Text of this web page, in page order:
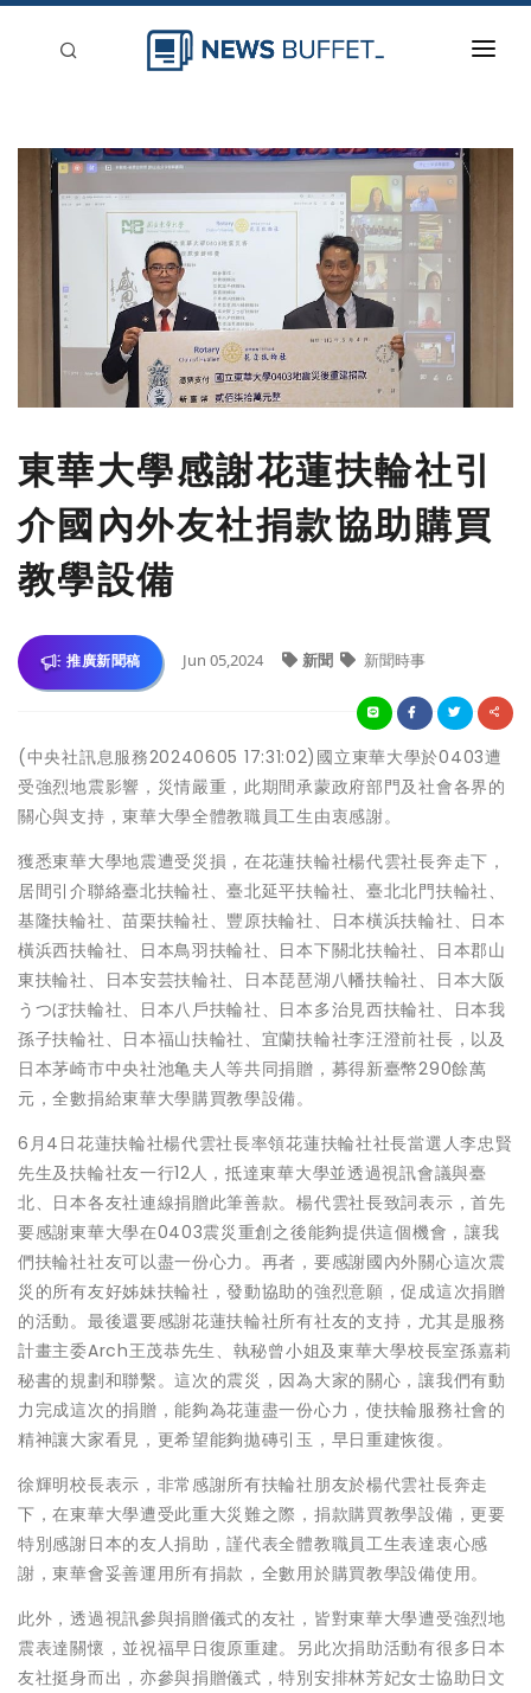
新聞稿分類
登入
東華大學感謝花蓮扶輪社引
介國內外友社捐款協助購買
教學設備
推廣新聞稿 Jun 05,2024 新聞 新聞時事
(中央社訊息服務20240605 17:31:02)國立東華大學於0403遭
受強烈地震影響，災情嚴重，此期間承蒙政府部門及社會各界的
關心與支持，東華大學全體教職員工生由衷感謝。
獲悉東華大學地震遭受災損，在花蓮扶輪社楊代雲社長奔走下，
居間引介聯絡臺北扶輪社、臺北延平扶輪社、臺北北門扶輪社、
基隆扶輪社、苗栗扶輪社、豐原扶輪社、日本橫浜扶輪社、日本
橫浜西扶輪社、日本鳥羽扶輪社、日本下關北扶輪社、日本郡山
東扶輪社、日本安芸扶輪社、日本琵琶湖八幡扶輪社、日本大阪
うつぼ扶輪社、日本八戶扶輪社、日本多治見西扶輪社、日本我
孫子扶輪社、日本福山扶輪社、宜蘭扶輪社李汪澄前社長，以及
日本茅崎市中央社池亀夫人等共同捐贈，募得新臺幣290餘萬
元，全數捐給東華大學購買教學設備。
6月4日花蓮扶輪社楊代雲社長率領花蓮扶輪社社長當選人李忠賢
先生及扶輪社友一行12人，抵達東華大學並透過視訊會議與臺
北、日本各友社連線捐贈此筆善款。楊代雲社長致詞表示，首先
要感謝東華大學在0403震災重創之後能夠提供這個機會，讓我
們扶輪社社友可以盡一份心力。再者，要感謝國內外關心這次震
災的所有友好姊妹扶輪社，發動協助的強烈意願，促成這次捐贈
的活動。最後還要感謝花蓮扶輪社所有社友的支持，尤其是服務
計畫主委Arch王茂恭先生、執秘曾小姐及東華大學校長室孫嘉莉
秘書的規劃和聯繫。這次的震災，因為大家的關心，讓我們有動
力完成這次的捐贈，能夠為花蓮盡一份心力，使扶輪服務社會的
精神讓大家看見，更希望能夠拋磚引玉，早日重建恢復。
徐輝明校長表示，非常感謝所有扶輪社朋友於楊代雲社長奔走
下，在東華大學遭受此重大災難之際，捐款購買教學設備，更要
特別感謝日本的友人捐助，謹代表全體教職員工生表達衷心感
謝，東華會妥善運用所有捐款，全數用於購買教學設備使用。
此外，透過視訊參與捐贈儀式的友社，皆對東華大學遭受強烈地
震表達關懷，並祝福早日復原重建。另此次捐助活動有很多日本
友社挺身而出，亦參與捐贈儀式，特別安排林芳妃女士協助日文